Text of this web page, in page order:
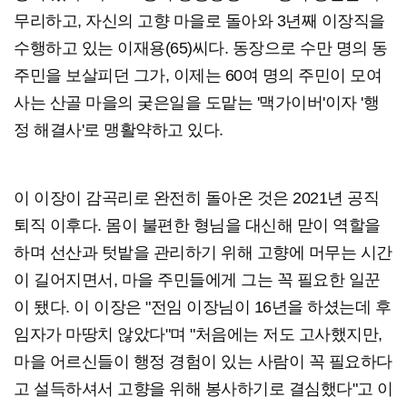
무리하고, 자신의 고향 마을로 돌아와 3년째 이장직을
수행하고 있는 이재용(65)씨다. 동장으로 수만 명의 동
주민을 보살피던 그가, 이제는 60여 명의 주민이 모여
사는 산골 마을의 궂은일을 도맡는 '맥가이버'이자 '행
정 해결사'로 맹활약하고 있다.
이 이장이 감곡리로 완전히 돌아온 것은 2021년 공직
퇴직 이후다. 몸이 불편한 형님을 대신해 맏이 역할을
하며 선산과 텃밭을 관리하기 위해 고향에 머무는 시간
이 길어지면서, 마을 주민들에게 그는 꼭 필요한 일꾼
이 됐다. 이 이장은 "전임 이장님이 16년을 하셨는데 후
임자가 마땅치 않았다"며 "처음에는 저도 고사했지만,
마을 어르신들이 행정 경험이 있는 사람이 꼭 필요하다
고 설득하셔서 고향을 위해 봉사하기로 결심했다"고 이